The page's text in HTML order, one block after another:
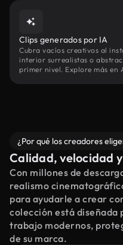
Clips generados por IA
Cubra vacíos creativos al
interior surrealistas o
primer nivel. Explore más en
¿Por qué los creadores
Calidad, velocidad
Con millones de
realismo
para ayudarle a crear
colección está diseñada
trabajo modernos,
de su marca.